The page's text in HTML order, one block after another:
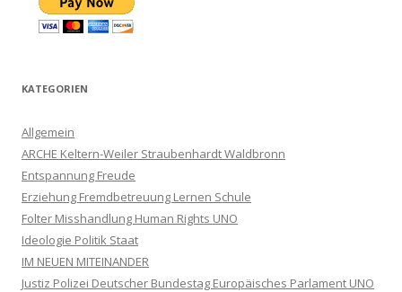
KATEGORIEN
Allgemein
ARCHE Keltern-Weiler Straubenhardt Waldbronn
Entspannung Freude
Erziehung Fremdbetreuung Lernen Schule
Folter Misshandlung Human Rights UNO
Ideologie Politik Staat
IM NEUEN MITEINANDER
Justiz Polizei Deutscher Bundestag Europäisches Parlament UNO